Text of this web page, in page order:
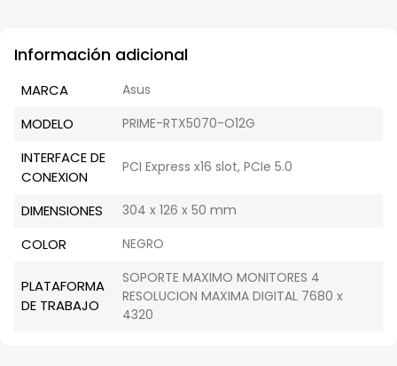
Información adicional
MARCA Asus
MODELO PRIME-RTX5070-O12G
INTERFACE DE
CONEXION
PCI Express x16 slot, PCIe 5.0
DIMENSIONES 304 x 126 x 50 mm
COLOR NEGRO
PLATAFORMA
DE TRABAJO
SOPORTE MAXIMO MONITORES 4
RESOLUCION MAXIMA DIGITAL 7680 x
4320